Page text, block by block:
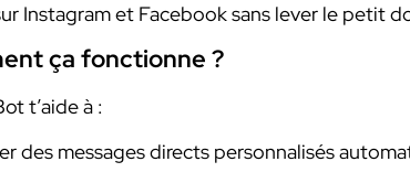
Instagram et Facebook sans lever le petit
ça fonctionne ?
t’aide à :
des messages directs personnalisés